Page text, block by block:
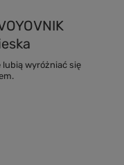
wyróżniać się